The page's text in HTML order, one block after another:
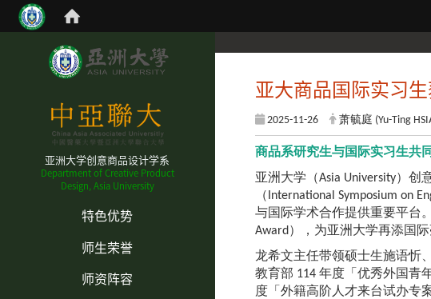
亚洲大学创意商品设计学系
Department of Creative Product
Design, Asia University
特色优势
师生荣誉
师资阵容
亚大商品国际实习
2025-11-26 萧毓庭 (Yu-Ting
商品系研究生与国际实习生共
亚洲大学（Asia University）
（International Symposium on
与国际学术合作提供重要平台
Award），为亚洲大学再添国际
龙希文主任带领硕士生施语忻
教育部 114 年度「优秀外国青
度「外籍高阶人才来台试办专